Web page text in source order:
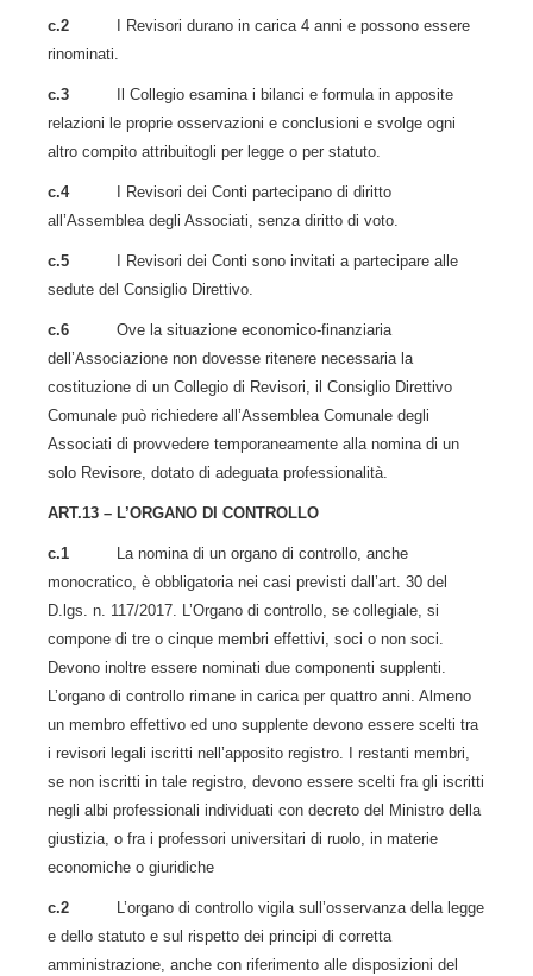
c.2 I Revisori durano in carica 4 anni e possono essere
rinominati.
c.3
Il Collegio esamina i bilanci e formula in apposite
relazioni le proprie osservazioni e conclusioni e svolge ogni
altro compito attribuitogli per legge o per statuto.
c.4
I Revisori dei Conti partecipano di diritto
all’Assemblea degli Associati, senza diritto di voto.
c.5
I Revisori dei Conti sono invitati a partecipare alle
sedute del Consiglio Direttivo.
c.6 Ove la situazione economico-finanziaria
dell’Associazione non dovesse ritenere necessaria la
costituzione di un Collegio di Revisori, il Consiglio Direttivo
Comunale può richiedere all’Assemblea Comunale degli
Associati di provvedere temporaneamente alla nomina di un
solo Revisore, dotato di adeguata professionalità.
ART.13 – L’ORGANO DI CONTROLLO
c.1
La nomina di un organo di controllo, anche
monocratico, è obbligatoria nei casi previsti dall’art. 30 del
D.lgs. n. 117/2017. L’Organo di controllo, se collegiale, si
compone di tre o cinque membri effettivi, soci o non soci.
Devono inoltre essere nominati due componenti supplenti.
L’organo di controllo rimane in carica per quattro anni. Almeno
un membro effettivo ed uno supplente devono essere scelti tra
i revisori legali iscritti nell’apposito registro. I restanti membri,
se non iscritti in tale registro, devono essere scelti fra gli iscritti
negli albi professionali individuati con decreto del Ministro della
giustizia, o fra i professori universitari di ruolo, in materie
economiche o giuridiche
c.2
L’organo di controllo vigila sull’osservanza della legge
e dello statuto e sul rispetto dei principi di corretta
amministrazione, anche con riferimento alle disposizioni del